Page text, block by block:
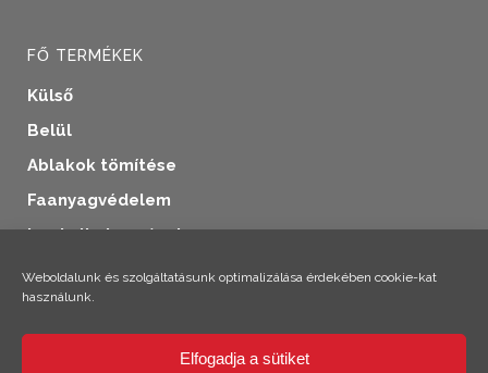
Weboldalunk és szolgáltatásunk optimalizálása érdekében cookie-kat
használunk.
Elfogadja a sütiket
FŐ TERMÉKEK
Külső
Belül
Ablakok tömítése
Faanyagvédelem
Ipari alkalmazások
További termékek